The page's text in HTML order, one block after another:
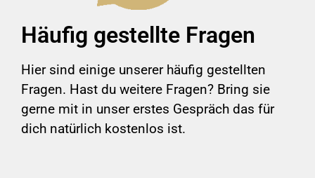
Häufig gestellte Fragen
Hier sind einige unserer häufig gestellten
Fragen. Hast du weitere Fragen? Bring sie
gerne mit in unser erstes Gespräch das für
dich natürlich kostenlos ist.